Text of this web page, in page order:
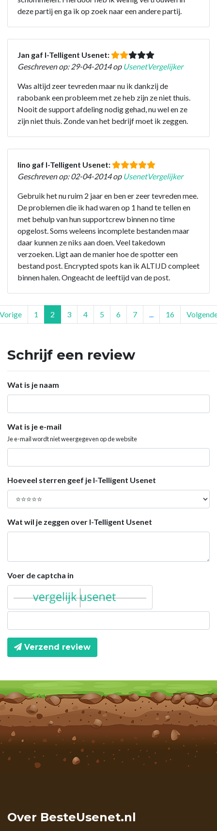
deze partij en ga ik op zoek naar een andere partij.
Jan gaf I-Telligent Usenet:
Geschreven op: 29-04-2014 op UsenetVergelijker
Was altijd zeer tevreden maar nu ik dankzij de
rabobank een probleem met ze heb zijn ze niet thuis.
Nooit de support afdeling nodig gehad, nu wel en ze
zijn niet thuis. Zonde van het bedrijf moet ik zeggen.
lino gaf I-Telligent Usenet:
Geschreven op: 02-04-2014 op UsenetVergelijker
Gebruik het nu ruim 2 jaar en ben er zeer tevreden mee.
De problemen die ik had waren op 1 hand te tellen en
met behulp van hun supportcrew binnen no time
opgelost. Soms weleens incomplete bestanden maar
daar kunnen ze niks aan doen. Veel takedown
verzoeken. Ligt aan de manier hoe de spotter een
bestand post. Encrypted spots kan ik ALTIJD compleet
binnen halen. Ongeacht de leeftijd van de post.
1 2 3 4 5 6 7 16
Schrijf een review
Wat is je naam
Wat is je e-mail
Je e-mail wordt niet weergegeven op de website
Hoeveel sterren geef je I-Telligent Usenet
Wat wil je zeggen over I-Telligent Usenet
Voer de captcha in
Verzend review
Over BesteUsenet.nl